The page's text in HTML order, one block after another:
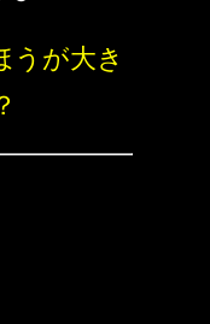
うが大き